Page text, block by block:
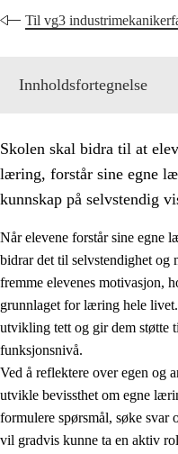
Til vg3
Innholdsfortegnelse
Prinsipper for
2.1 Sosial læring og
Skolen skal bidra til at
læring, forstår sine egne
kunnskap på selvstendig
Når elevene forstår sine egne
bidrar det til selvstendighet og
fremme elevenes motivasjon,
grunnlaget for læring hele
utvikling tett og gir dem støtte
funksjonsnivå.
Ved å reflektere over egen og
utvikle bevissthet om egne
formulere spørsmål, søke svar
vil gradvis kunne ta en aktiv